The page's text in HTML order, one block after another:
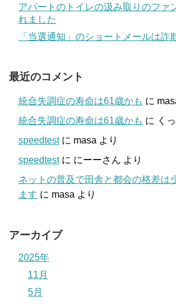
アパートのトイレの汲み取りのファ
れました
「当選通知」のショートメールは詐
最近のコメント
統合失調症の寿命は61歳かも に
統合失調症の寿命は61歳かも に く
speedtestに masa より
speedtestに にーーさん より
ネットの普及で田舎と都会の格差は
ます に masa より
アーカイブ
2025年
11月
5月